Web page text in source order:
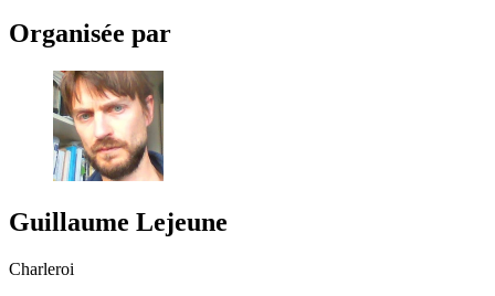
Organisée par
Guillaume Lejeune
Charleroi